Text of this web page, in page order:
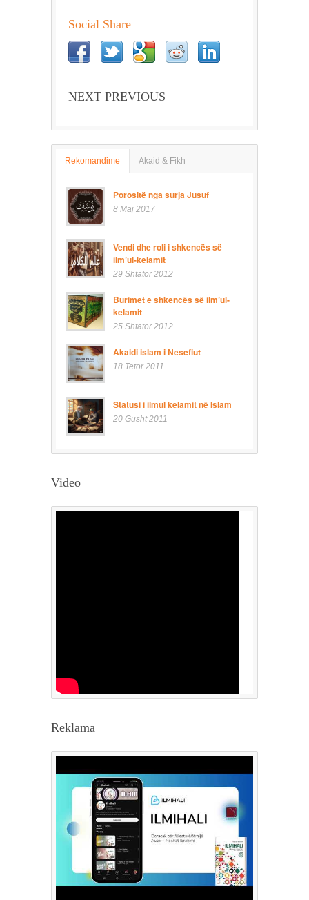
Social Share
NEXT PREVIOUS
Rekomandime Akaid & Fikh
Porositë nga surja Jusuf
8 Maj 2017
Vendi dhe roli i shkencës së
ilm’ul-kelamit
29 Shtator 2012
Burimet e shkencës së ilm’ul-
kelamit
25 Shtator 2012
Akaidi islam i Nesefiut
18 Tetor 2011
Statusi i ilmul kelamit në Islam
20 Gusht 2011
Video
Reklama